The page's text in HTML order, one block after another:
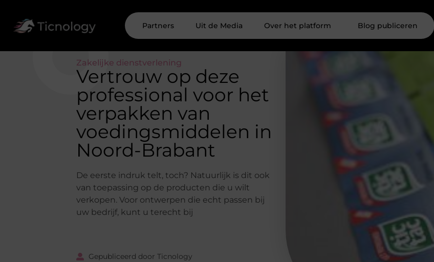
Partners Uit de Media Over het platform Blog publiceren
Zakelijke dienstverlening
Vertrouw op deze
professional voor het
verpakken van
voedingsmiddelen in
Noord-Brabant
De eerste indruk telt, toch? Natuurlijk is dit ook
van toepassing op de producten die u wilt
verkopen. Voor ontwerpen die echt passen bij
uw bedrijf, kunt u terecht bij
Gepubliceerd door Ticnology